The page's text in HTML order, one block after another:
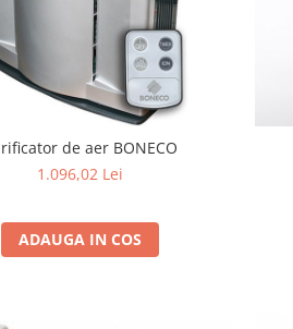
de aer BONECO
1.096,02 Lei
ADAUGA IN COS